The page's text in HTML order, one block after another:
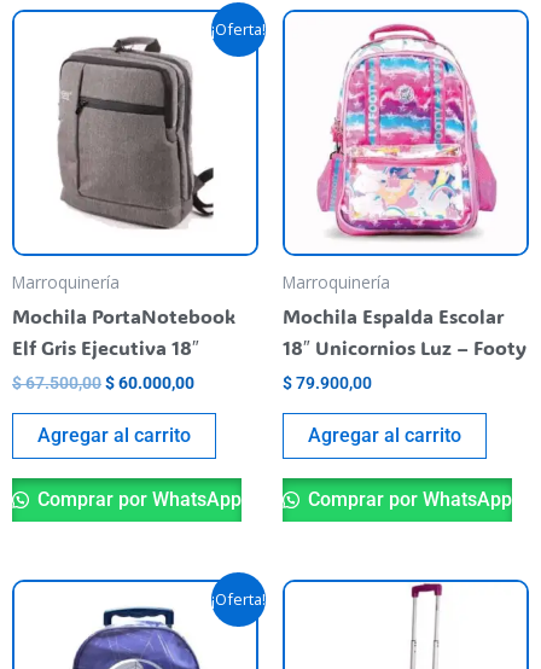
¡Oferta!
Marroquinería
Mochila PortaNotebook
Elf Gris Ejecutiva 18″
$67.500,00
price
was:
$ 67.500,00.
$60.000,00
Current
price
Agregar al carrito
Comprar por WhatsApp
Marroquinería
Mochila Espalda Escolar
18″ Unicornios Luz – Footy
$79.900,00
Agregar al carrito
Comprar por WhatsApp
¡Oferta!
Original
price
was:
$ 109.900,00.
Current
price